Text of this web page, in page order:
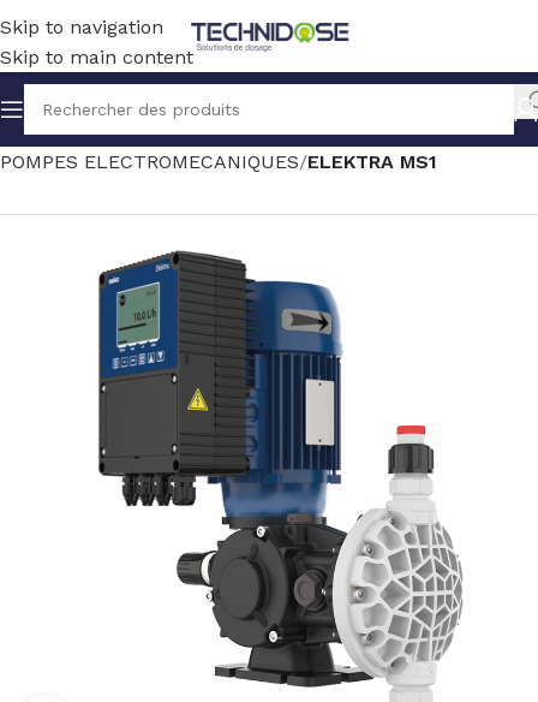
Skip to navigation
Skip to main content
Accueil TRAITEMENT EAU DOSAGE
POMPES ELECTROMECANIQUES ELEKTRA MS1